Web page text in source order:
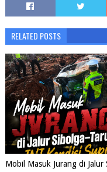
RELATED POSTS
Mobil Masuk Jurang di